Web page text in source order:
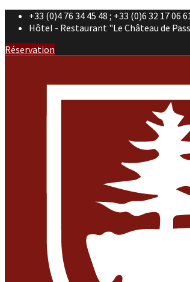
+33 (0)4 76 34 45 48 ; +33 (0)6 32 17 06
Hôtel - Restaurant "Le Château de
Réservation